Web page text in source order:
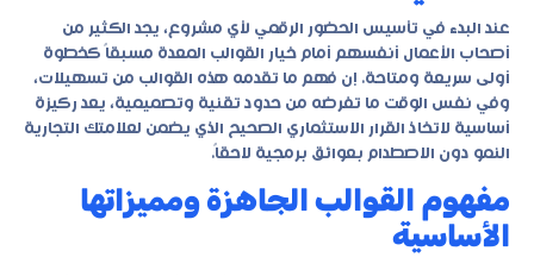
عند البدء في تأسيس الحضور الرقمي لأي مشروع، يجد الكثير من
أصحاب الأعمال أنفسهم أمام خيار القوالب المعدة مسبقاً كخطوة
أولى سريعة ومتاحة. إن فهم ما تقدمه هذه القوالب من تسهيلات،
وفي نفس الوقت ما تفرضه من حدود تقنية وتصميمية، يعد ركيزة
أساسية لاتخاذ القرار الاستثماري الصحيح الذي يضمن لعلامتك التجارية
النمو دون الاصطدام بعوائق برمجية لاحقاً.
مفهوم القوالب الجاهزة ومميزاتها
الأساسية